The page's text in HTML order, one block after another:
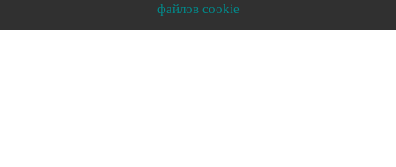
файлов cookie